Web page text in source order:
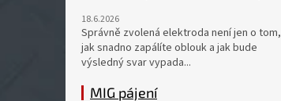
18.6.2026
Správně zvolená elektroda není jen o tom,
jak snadno zapálíte oblouk a jak bude
výsledný svar vypada...
MIG pájení